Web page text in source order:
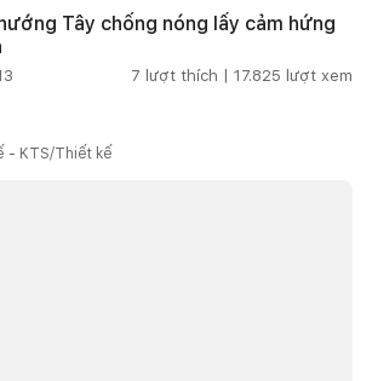
Tây chống nóng lấy cảm hứng
7 lượt thích | 17.825 lượt xem
- KTS/Thiết kế